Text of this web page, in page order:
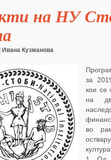
на НУ
Ивана Кузманова
за
кои се
на
во